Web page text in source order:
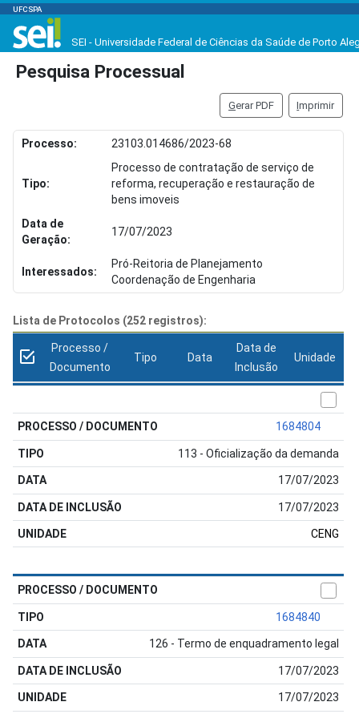
UFCSPA
SEI - Universidade Federal de Ciências da Saúde de Porto
Pesquisa Processual
Gerar PDF Imprimir
Processo: 23103.014686/2023-68
Tipo:
Processo de contratação de serviço de
reforma, recuperação e restauração de
bens imoveis
Data de
Geração:
17/07/2023
Interessados:
Pró-Reitoria de Planejamento
Coordenação de Engenharia
Lista de Protocolos (252 registros):
Processo /
Documento
Tipo Data
Data de
Inclusão
Unidade
1684804
113 - Oficialização da demanda
17/07/2023
17/07/2023
CENG
1684840
126 - Termo de enquadramento legal
17/07/2023
17/07/2023